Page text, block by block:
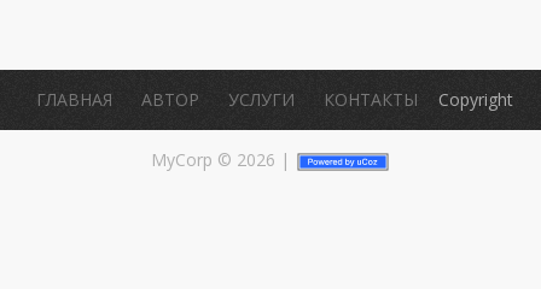
ГЛАВНАЯ АВТОР УСЛУГИ КОНТАКТЫ Copyright
MyCorp © 2026 |